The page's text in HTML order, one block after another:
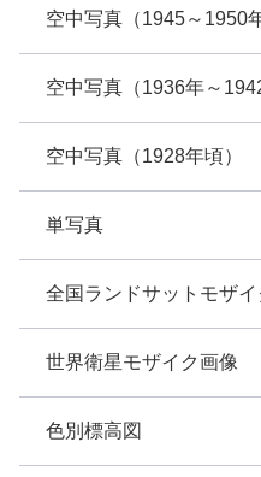
空中写真（1945～1950年
空中写真（1936年～
空中写真（1928年頃）
単写真
全国ランドサットモザイ
世界衛星モザイク画像
色別標高図